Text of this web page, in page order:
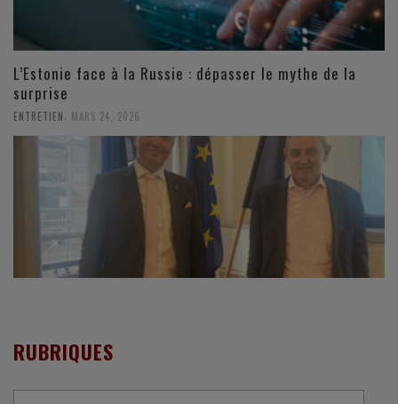
L’Estonie face à la Russie : dépasser le mythe de la
surprise
ENTRETIEN MARS 24, 2026
RUBRIQUES